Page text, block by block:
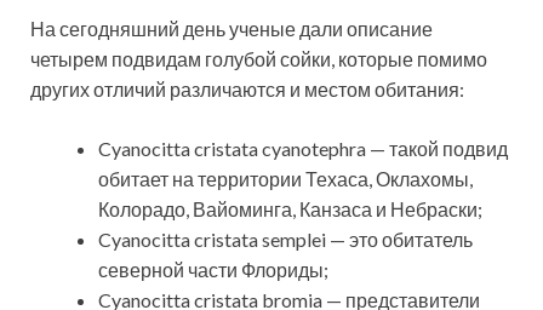
На сегодняшний день ученые дали описание
четырем подвидам голубой сойки, которые помимо
других отличий различаются и местом обитания:
Cyanocitta cristata cyanotephra — такой подвид
обитает на территории Техаса, Оклахомы,
Колорадо, Вайоминга, Канзаса и Небраски;
Cyanocitta cristata semplei — это обитатель
северной части Флориды;
Cyanocitta cristata bromia — представители